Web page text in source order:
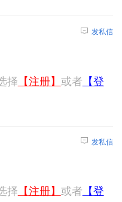
发私信
择 【注册】 或者 【登
发私信
择 【注册】 或者 【登